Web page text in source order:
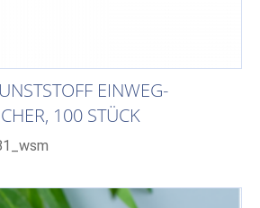
EINWEG-
100 STÜCK